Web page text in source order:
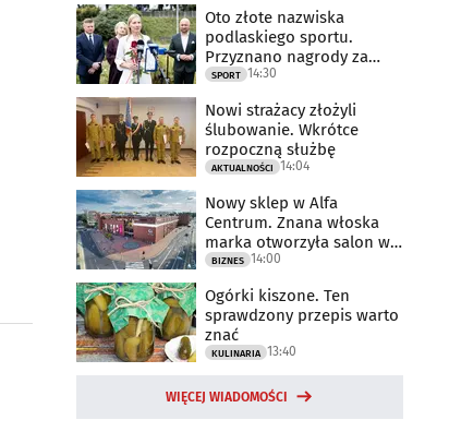
Oto złote nazwiska
podlaskiego sportu.
Przyznano nagrody za
2025 rok
SPORT 14:30
Nowi strażacy złożyli
ślubowanie. Wkrótce
rozpoczną służbę
AKTUALNOŚCI 14:04
Nowy sklep w Alfa
Centrum. Znana włoska
marka otworzyła salon w
Białymstoku
BIZNES 14:00
Ogórki kiszone. Ten
sprawdzony przepis warto
znać
KULINARIA 13:40
WIĘCEJ WIADOMOŚCI